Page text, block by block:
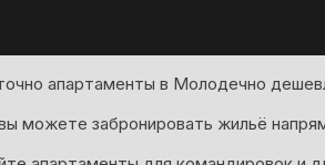
апартаменты в Молодечно
можете забронировать жильё